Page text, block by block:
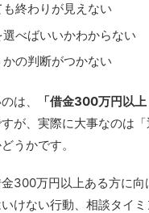
終わりが見えない
べばいいかわからない
の判断がつかない
は、 「借金300万円以
が、実際に大事なのは
うかです。
300万円以上ある方に向
けない行動、相談タイ